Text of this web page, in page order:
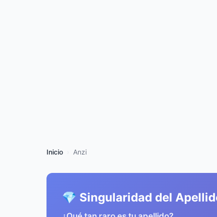
Inicio Anzi
💎 Singularidad del